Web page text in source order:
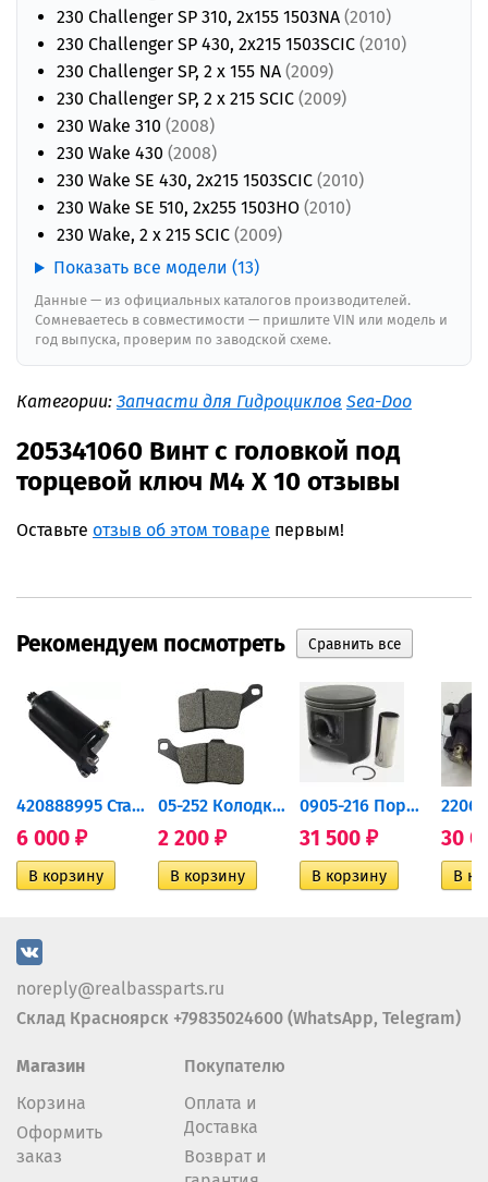
230 Challenger SP 310, 2x155 1503NA (2010)
230 Challenger SP 430, 2x215 1503SCIC (2010)
230 Challenger SP, 2 x 155 NA (2009)
230 Challenger SP, 2 x 215 SCIC (2009)
230 Wake 310 (2008)
230 Wake 430 (2008)
230 Wake SE 430, 2x215 1503SCIC (2010)
230 Wake SE 510, 2x255 1503HO (2010)
230 Wake, 2 x 215 SCIC (2009)
Показать все модели (13)
Данные — из официальных каталогов производителей.
Сомневаетесь в совместимости — пришлите VIN или модель и
год выпуска, проверим по заводской схеме.
Категории: Запчасти для Гидроциклов Sea-Doo
205341060 Винт с головкой под
торцевой ключ M4 X 10 отзывы
Оставьте отзыв об этом товаре первым!
Рекомендуем посмотреть
420888995 Стартер для...
6 000 ₽
05-252 Колодки тормозные...
2 200 ₽
0905-216 Поршень Arctic Cat...
31 500 ₽ 30
noreply@realbassparts.ru
Склад Красноярск +79835024600 (WhatsApp, Telegram)
Магазин
Корзина
Оформить
заказ
Покупателю
Оплата и
Доставка
Возврат и